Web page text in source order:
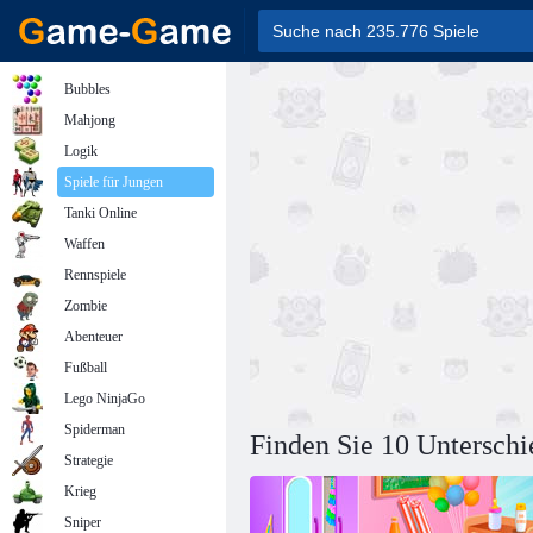
Finden Sie 10
Bubbles
Mahjong
Logik
Spiele für Jungen
Tanki Online
Waffen
Rennspiele
Zombie
Abenteuer
Fußball
Lego NinjaGo
Spiderman
Strategie
Krieg
Sniper